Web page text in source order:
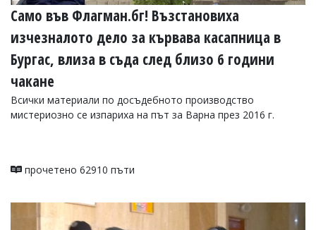
Само във Флагман.бг! Възстановиха
изчезналото дело за кървава касапница в
Бургас, влиза в съда след близо 6 години
чакане
Всички материали по досъдебното производство
мистериозно се изпариха на път за Варна през 2016 г.
прочетено 62910 пъти